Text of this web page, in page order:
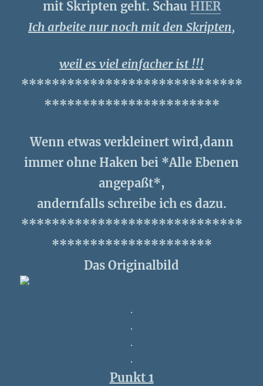
mit Skripten geht. Schau HIER
Ich arbeite nur noch mit den Skripten,
weil es viel einfacher ist !!!
*****************************
***********************
Wenn etwas verkleinert wird,dann
immer ohne Haken bei *Alle Ebenen
angepaßt*,
andernfalls schreibe ich es dazu.
*****************************
*********************
Das Originalbild
.
.
.
.
Punkt 1